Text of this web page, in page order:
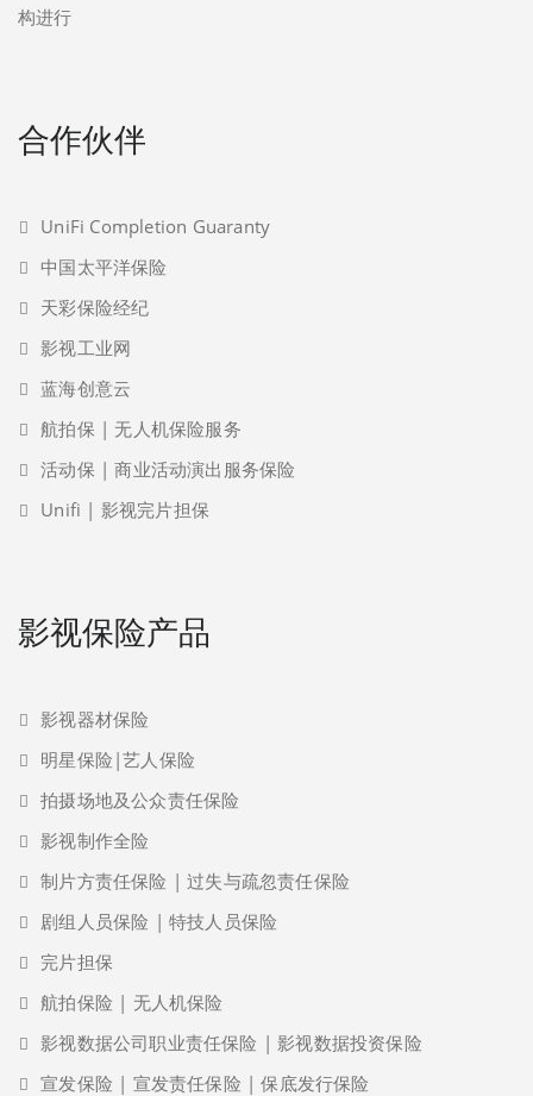
构进行
合作伙伴
UniFi Completion Guaranty
中国太平洋保险
天彩保险经纪
影视工业网
蓝海创意云
航拍保 | 无人机保险服务
活动保 | 商业活动演出服务保险
Unifi | 影视完片担保
影视保险产品
影视器材保险
明星保险|艺人保险
拍摄场地及公众责任保险
影视制作全险
制片方责任保险 | 过失与疏忽责任保险
剧组人员保险 | 特技人员保险
完片担保
航拍保险 | 无人机保险
影视数据公司职业责任保险 | 影视数据投资保险
宣发保险 | 宣发责任保险 | 保底发行保险